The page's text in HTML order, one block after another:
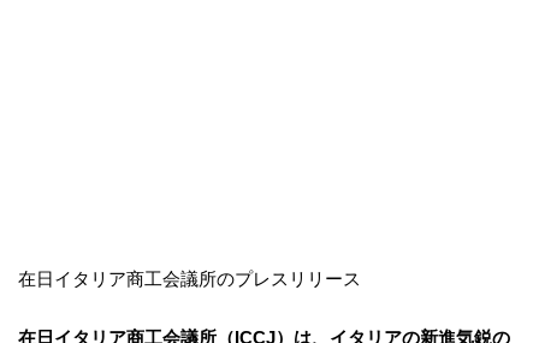
在日イタリア商工会議所のプレスリリース
在日イタリア商工会議所（ICCJ）は、イタリアの新進気鋭の